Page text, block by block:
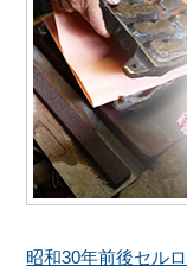
昭和30年前後セル